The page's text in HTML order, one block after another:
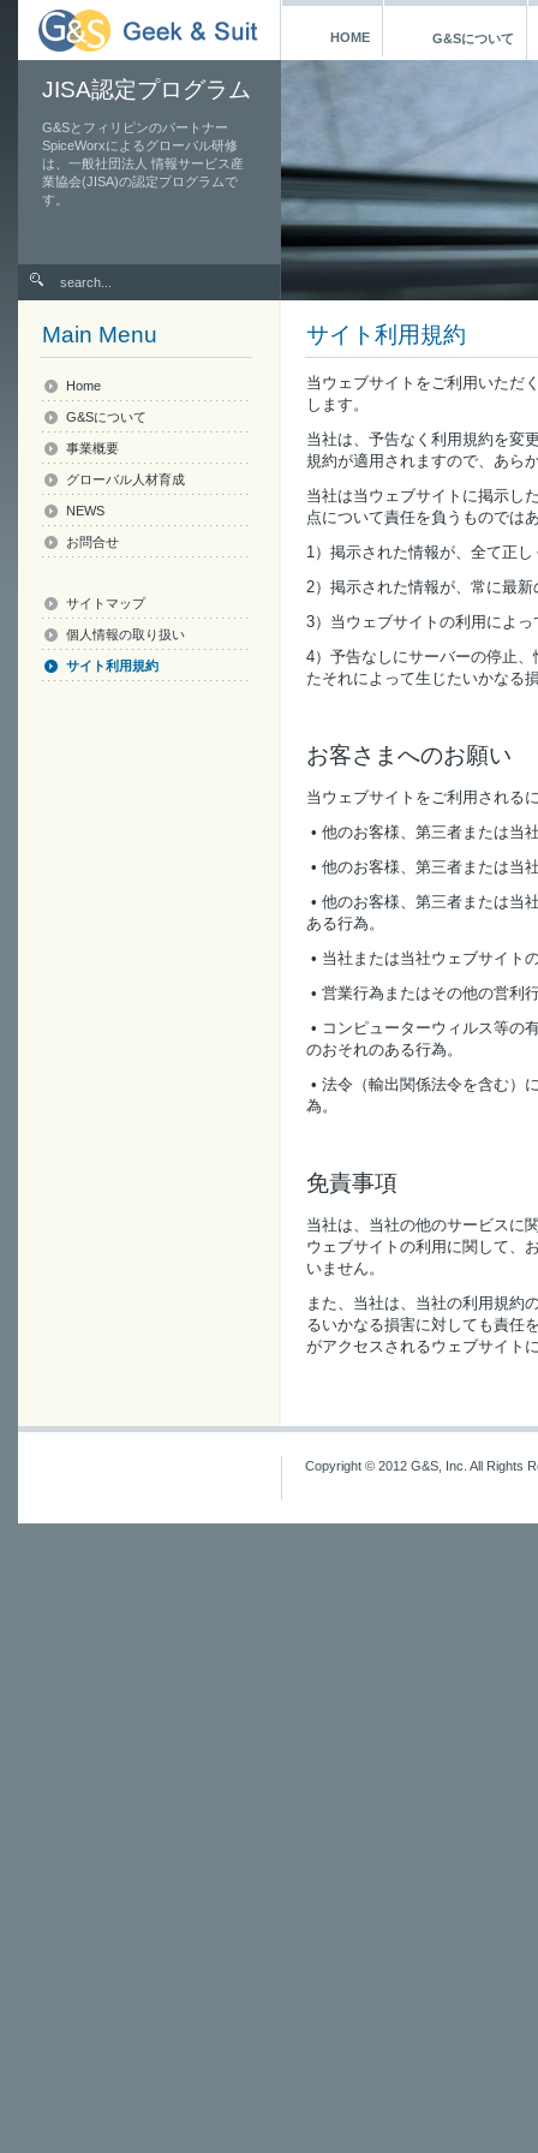
HOME G&Sについて
JISA認定プログラム
G&Sとフィリピンのパートナー
SpiceWorxによるグローバル研修
は、一般社団法人 情報サービス産
業協会(JISA)の認定プログラムで
す。
サイト利用規約
当ウェブサイトをご利用いただ
します。
当社は、予告なく利用規約を変
規約が適用されますので、あら
当社は当ウェブサイトに掲示し
点について責任を負うものでは
1）掲示された情報が、全て正
2）掲示された情報が、常に最
3）当ウェブサイトの利用によ
4）予告なしにサーバーの停止
たそれによって生じたいかなる
お客さまへのお願い
当ウェブサイトをご利用される
• 他のお客様、第三者または当
• 他のお客様、第三者または当
• 他のお客様、第三者または当
ある行為。
• 当社または当社ウェブサイト
• 営業行為またはその他の営利
• コンピューターウィルス等の
のおそれのある行為。
• 法令（輸出関係法令を含む）
為。
免責事項
当社は、当社の他のサービスに
ウェブサイトの利用に関して、
いません。
また、当社は、当社の利用規約
るいかなる損害に対しても責任
がアクセスされるウェブサイト
Main Menu
Home
G&Sについて
事業概要
グローバル人材育成
NEWS
お問合せ
サイトマップ
個人情報の取り扱い
サイト利用規約
Copyright © 2012 G&S, Inc. All Rights